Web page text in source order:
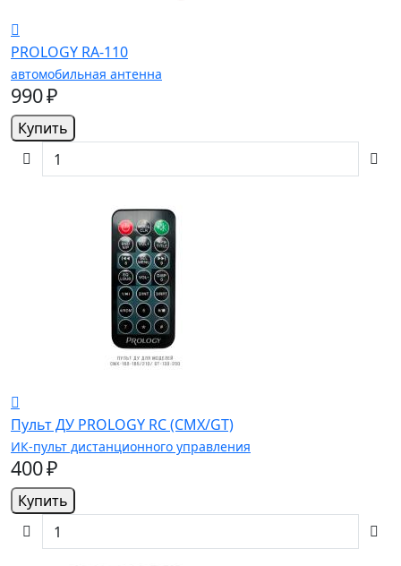
PROLOGY RA-110
автомобильная антенна
990 ₽
Купить
Пульт ДУ PROLOGY RC (CMX/GT)
ИК-пульт дистанционного управления
400 ₽
Купить